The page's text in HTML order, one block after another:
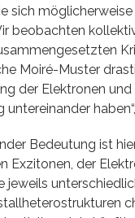
sich
beobachten
Moiré-Muster
der Elektronen und
untereinander
Bedeutung ist
Exzitonen, der
jeweils